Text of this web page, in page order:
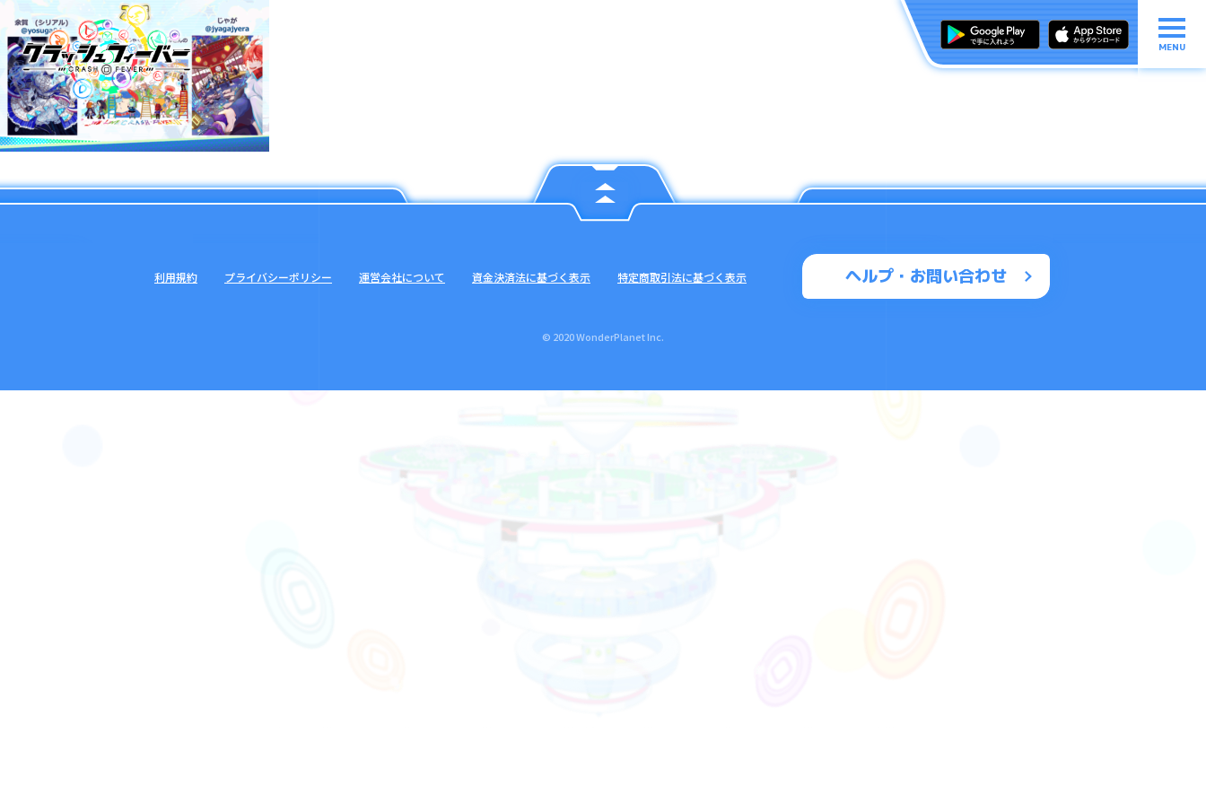
MENU
ヘルプ・お問い合わせ
利用規約 プライバシーポリシー 運営会社について 資金決済法に基づく表示 特定商取引法に基づく表示
© 2020 WonderPlanet Inc.